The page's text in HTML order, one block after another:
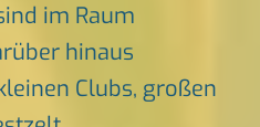
im Raum
hinaus
Clubs, großen